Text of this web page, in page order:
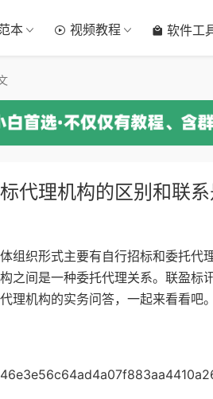
本 视频教程 软件工
代理机构的区别和联系
织形式主要有自行招标和委托代
之间是一种委托代理关系。联盈标
理机构的实务问答，一起来看看吧。